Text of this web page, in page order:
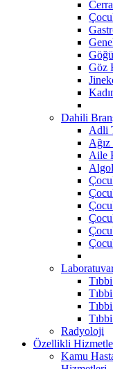
Göz
Dahili
Adli
Ağız
Aile
Radyoloji
Özellikli
Kamu